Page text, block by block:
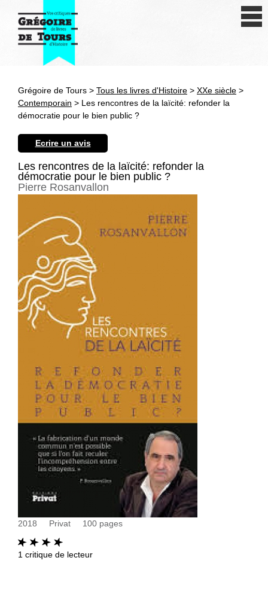
Antiquité
Révolution et XIXe siècle
Autres civilisations
Grégoire de Tours > Tous les livres d'Histoire > XXe siècle >
Contemporain > Les rencontres de la laïcité: refonder la
démocratie pour le bien public ?
Ecrire un avis
Les rencontres de la laïcité: refonder la
démocratie pour le bien public ?
Pierre Rosanvallon
2018 Privat 100 pages
1 critique de lecteur